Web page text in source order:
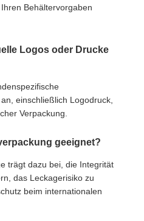
Behältervorgaben
Logos oder Drucke
einschließlich Logodruck,
Verpackung.
geeignet?
trägt dazu bei, die Integrität
das Leckagerisiko zu
beim internationalen